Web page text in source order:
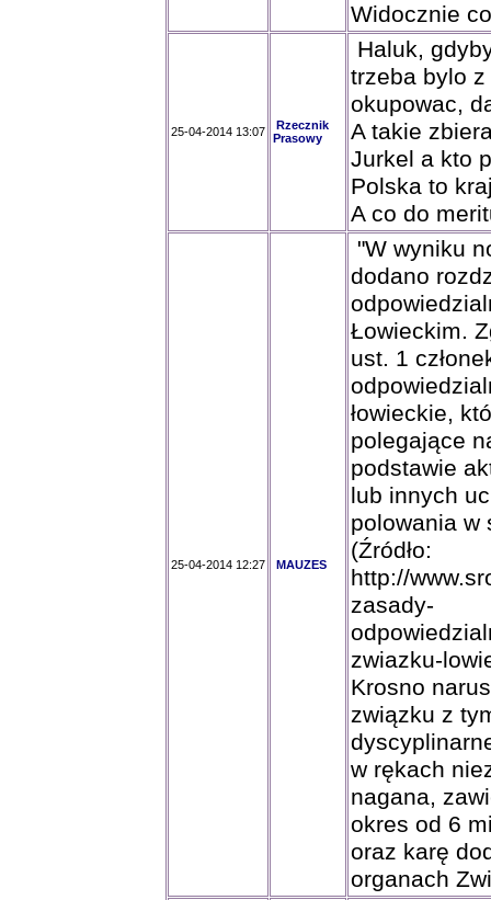
Widocznie
25-04-2014 13:07
Rzecznik
Prasowy
Haluk,
trzeba bylo
okupowac,
A takie
Jurkel a kto
Polska to
A co do
25-04-2014 12:27 MAUZES
"W wyniku
dodano
Łowieckim.
ust. 1
łowieckie,
polegające
podstawie
lub innych
polowania w
(Źródło:
http://
zasady-
zwiazku-
Krosno
związku z
w rękach
nagana,
okres od 6
oraz karę
organach